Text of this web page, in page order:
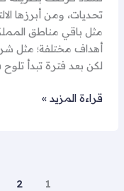
تحديات، ومن أبرزها
مثل باقي مناطق
أهداف مختلفة؛ مثل
لكن بعد فترة تبدأ
قراءة المزيد »
1
2